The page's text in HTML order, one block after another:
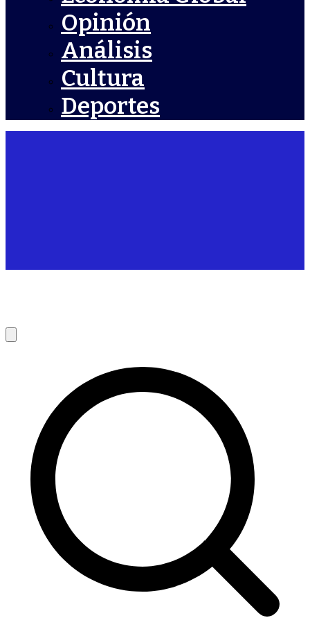
Opinión
Análisis
Cultura
Deportes